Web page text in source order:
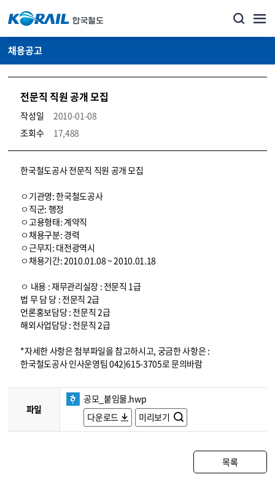
채용공고
전문직 직원 공개 모집
작성일
2010-01-08
조회수
17,488
코레일소개_경영공시_채용공고 상세보기 – 내용, 파일, 담당자 연락처로 구성
한국철도공사 전문직 직원 공개 모집
ㅇ기관명: 한국철도공사
ㅇ직군: 행정
ㅇ고용형태: 계약직
ㅇ채용구분: 경력
ㅇ근무지: 대전광역시
ㅇ채용기간: 2010.01.08 ~ 2010.01.18
ㅇ 내용 : 재무관리실장 : 전문직 1급
법 무 담 당 : 전문직 2급
언론홍보담당 : 전문직 2급
해외사업담당 : 전문직 2급
*자세한 사항은 첨부파일을 참고하시고, 궁금한 사항은 :
한국철도공사 인사운영팀 042)615-3705로 문의바람
파일
공모_붙임물.hwp
다운로드
미리보기
목록